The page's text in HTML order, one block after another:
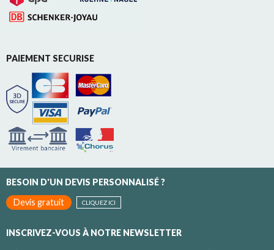
PAIEMENT SECURISE
BESOIN D'UN DEVIS PERSONNALISÉ ?
Devis gratuit
CLIQUEZ ICI
INSCRIVEZ-VOUS À NOTRE NEWSLETTER